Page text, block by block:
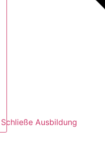
Schließe Ausbildung